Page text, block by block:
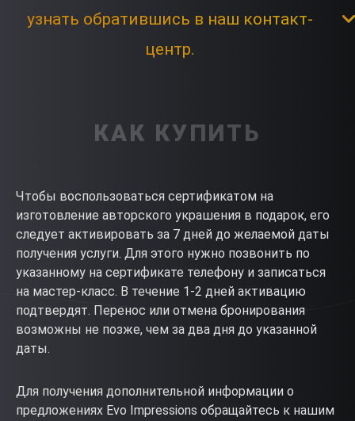
узнать обратившись в наш контакт-
центр.
КАК КУПИТЬ
Чтобы воспользоваться сертификатом на
изготовление авторского украшения в подарок, его
следует активировать за 7 дней до желаемой даты
получения услуги. Для этого нужно позвонить по
указанному на сертификате телефону и записаться
на мастер-класс. В течение 1-2 дней активацию
подтвердят. Перенос или отмена бронирования
возможны не позже, чем за два дня до указанной
даты.
Для получения дополнительной информации о
предложениях Evo Impressions обращайтесь к нашим